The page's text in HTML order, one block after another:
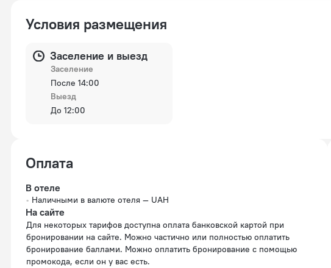
Условия размещения
Заселение и выезд
Заселение
После 14:00
Выезд
До 12:00
Оплата
В отеле
Наличными в валюте отеля — UAH
На сайте
Для некоторых тарифов доступна оплата банковской картой при
бронировании на сайте. Можно частично или полностью оплатить
бронирование баллами. Можно оплатить бронирование с помощью
промокода, если он у вас есть.